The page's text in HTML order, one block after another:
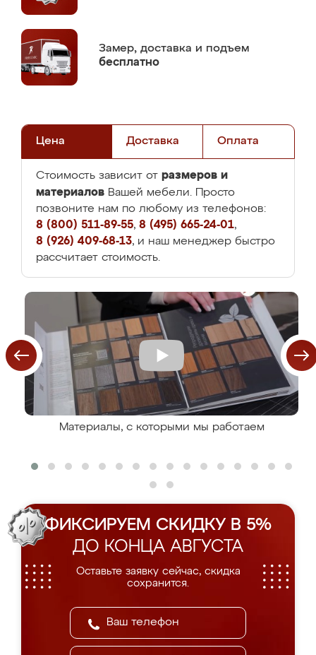
Замер, доставка и подъем
бесплатно
Цена Доставка Оплата
Стоимость зависит от размеров и
материалов Вашей мебели. Просто
позвоните нам по любому из телефонов:
8 (800) 511-89-55, 8 (495) 665-24-01,
8 (926) 409-68-13, и наш менеджер быстро
рассчитает стоимость.
Материалы, с которыми мы работаем
ФИКСИРУЕМ СКИДКУ В 5%
ДО КОНЦА АВГУСТА
Оставьте заявку сейчас, скидка
сохранится.